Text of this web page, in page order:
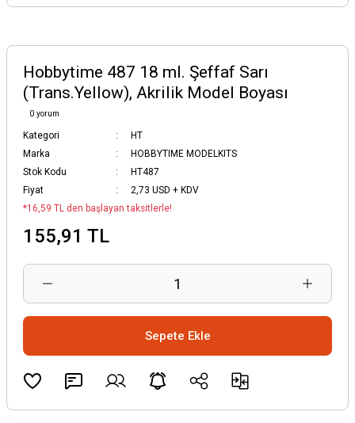
Hobbytime 487 18 ml. Şeffaf Sarı
(Trans.Yellow), Akrilik Model Boyası
0 yorum
Kategori
HT
Marka
HOBBYTIME MODELKITS
Stok Kodu
HT487
Fiyat
2,73 USD + KDV
*16,59 TL den başlayan taksitlerle!
155,91 TL
Sepete Ekle